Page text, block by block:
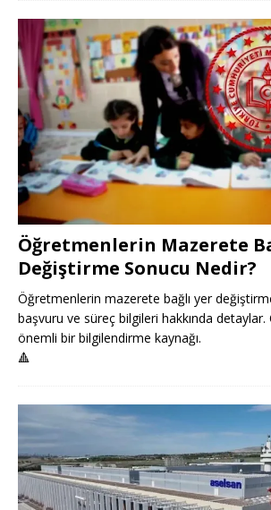
Öğretmenlerin Mazerete
Değiştirme Sonucu Nedir?
Öğretmenlerin mazerete bağlı yer
başvuru ve süreç bilgileri hakkında
önemli bir bilgilendirme kaynağı.
🔺